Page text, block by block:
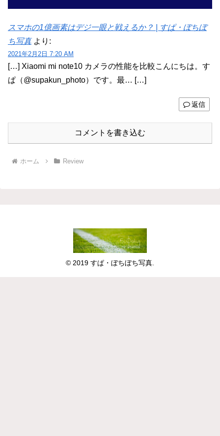
スマホの1億画素はデジ一眼と戦えるか？ | すぱ・ぼちぼ
ち写真 より:
2021年2月2日 7:20 AM
[…] Xiaomi mi note10 カメラの性能を比較こんにちは。す
ぱ（@supakun_photo）です。最… […]
返信
コメントを書き込む
ホーム Review
© 2019 すぱ・ぼちぼち写真.